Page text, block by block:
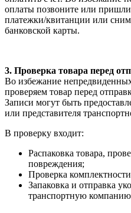
оплаты позвоните или
платежки/квитанции или
банковской карты.
3. Проверка товара перед
Во избежание
проверяем товар перед
Записи могут быть
или представителя
В проверку входит:
Распаковка товара,
повреждения;
Проверка
Запаковка и отправка
транспортную